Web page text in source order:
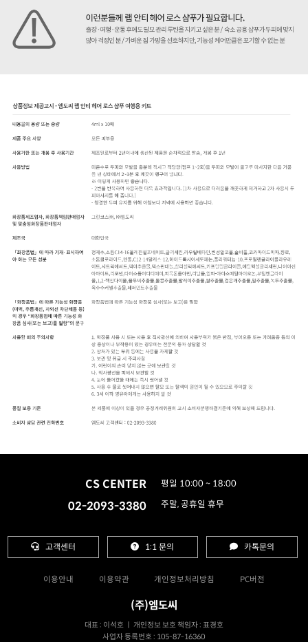
CS CENTER
02-2093-3380
평일 10:00 ~ 18:00
주말, 공휴일 휴무
고객센터 1:1 문의 카톡문의
이용안내 이용약관 개인정보처리방침 PC버전
(주)엠도씨
대표 : 이석호 ㅣ 개인정보 보호 책임자 : 표경호
사업자 등록번호 : 105-87-16360